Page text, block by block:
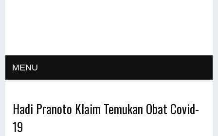
MENU
Hadi Pranoto Klaim Temukan Obat Covid-
19